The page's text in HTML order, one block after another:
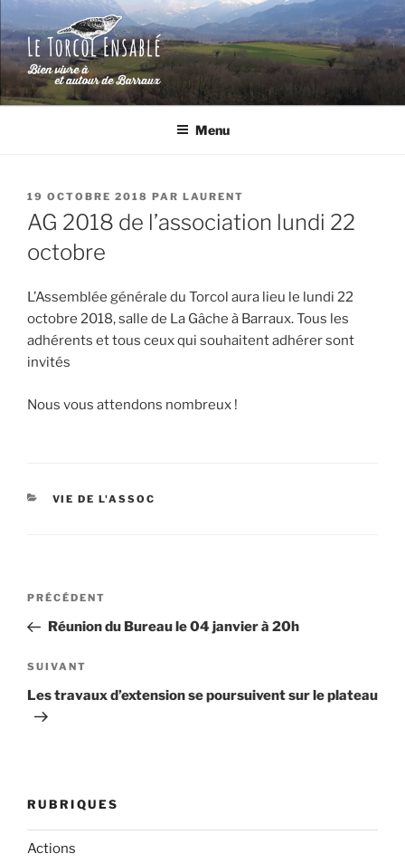
Aller
au
contenu
principal
LE TORCOL ENSABLÉ
Bien vivre à et autour de Barraux (Isère)
Menu
PUBLIÉ
LE
19 OCTOBRE 2018 PAR LAURENT
AG 2018 de l’association lundi 22
octobre
L’Assemblée générale du Torcol aura lieu le lundi 22
octobre 2018, salle de La Gâche à Barraux. Tous les
adhérents et tous ceux qui souhaitent adhérer sont
invités
Nous vous attendons nombreux !
CATÉGORIES
VIE DE L'ASSOC
Navigation
l’article
Article
précédent
PRÉCÉDENT
Réunion du Bureau le 04 janvier à 20h
Article
suivant
SUIVANT
Les travaux d’extension se poursuivent sur le plateau
RUBRIQUES
Actions